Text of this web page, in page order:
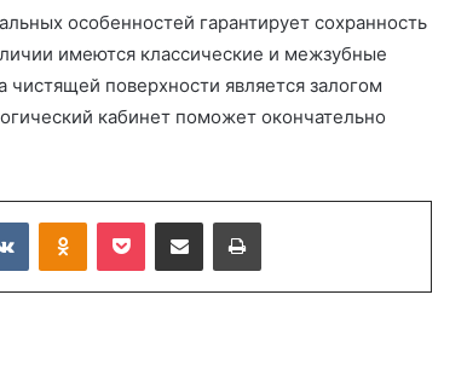
особенностей гарантирует сохранность
имеются классические и межзубные
поверхности является залогом
кабинет поможет окончательно